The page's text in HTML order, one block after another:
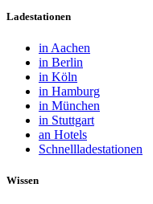
Ladestationen
in Aachen
in Berlin
in Köln
in Hamburg
in München
in Stuttgart
an Hotels
Schnellladestationen
Wissen